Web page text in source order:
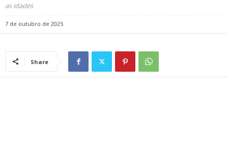
as idades
7 de outubro de 2025
Share